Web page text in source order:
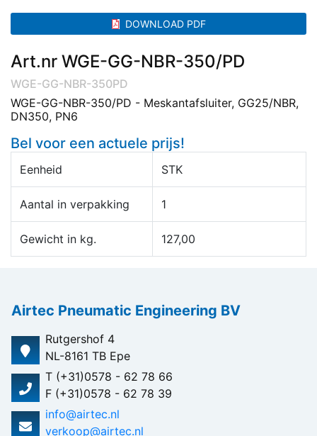
DOWNLOAD PDF
Art.nr WGE-GG-NBR-350/PD
WGE-GG-NBR-350PD
WGE-GG-NBR-350/PD - Meskantafsluiter, GG25/NBR,
DN350, PN6
Bel voor een actuele prijs!
Eenheid STK
Aantal in verpakking 1
Gewicht in kg. 127,00
Airtec Pneumatic Engineering BV
Rutgershof 4
NL-8161 TB Epe
T (+31)0578 - 62 78 66
F (+31)0578 - 62 78 39
info@airtec.nl
verkoop@airtec.nl